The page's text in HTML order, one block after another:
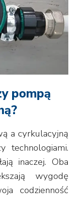
pompą
a cyrkulacyjną
technologiami.
inaczej. Oba
wygodę
codzienność